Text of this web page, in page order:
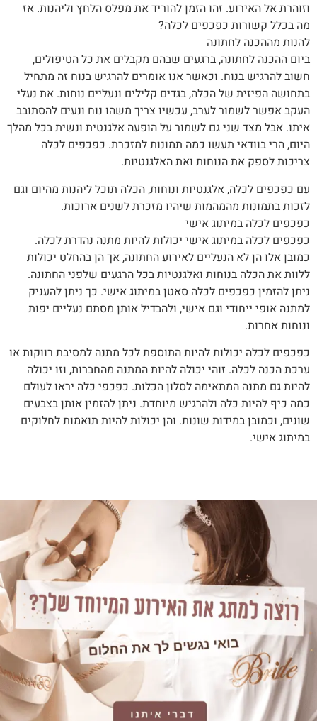
וזוהרת אל האירוע. זהו הזמן להוריד את מפלס הלחץ וליהנות. אז
מה בכלל קשורות כפכפים לכלה?
להנות מההכנה לחתונה
ביום ההכנה לחתונה, ברגעים שבהם מקבלים את כל הטיפולים,
חשוב להרגיש בנוח. וכאשר אנו אומרים להרגיש בנוח זה מתחיל
בתחושה הפיזית של הכלה, בגדים קלילים ונעליים נוחות. את נעלי
העקב אפשר לשמור לערב, עכשיו צריך משהו נוח ונעים להסתובב
איתו. אבל מצד שני גם לשמור על הופעה אלגנטית ונשית בכל מהלך
היום, הרי בוודאי תעשו כמה תמונות למזכרת. כפכפים לכלה
צריכות לספק את הנוחות ואת האלגנטיות.
עם כפכפים לכלה, אלגנטיות ונוחות, הכלה תוכל ליהנות מהיום וגם
לזכות בתמונות מהמהמות שיהיו מזכרת לשנים ארוכות.
כפכפים לכלה במיתוג אישי
כפכפים לכלה במיתוג אישי יכולות להיות מתנה נהדרת לכלה.
כמובן אלו הן לא הנעליים לאירוע החתונה, אך הן בהחלט יכולות
ללוות את הכלה בנוחות ואלגנטיות בכל הרגעים שלפני החתונה.
ניתן להזמין כפכפים לכלה סאטן במיתוג אישי. כך ניתן להעניק
למתנה אופי ייחודי וגם אישי, ולהבדיל אותן מסתם נעליים יפות
ונוחות אחרות.
כפכפים לכלה יכולות להיות התוספת לכל מתנה למסיבת רווקות או
ערכת הכנה לכלה. זוהי יכולה להיות המתנה מהחברות, וזו יכולה
להיות גם מתנה המתאימה לסלון הכלות. כפכפי כלה יראו לעולם
כמה כיף להיות כלה ולהרגיש מיוחדת. ניתן להזמין אותן בצבעים
שונים, וכמובן במידות שונות. והן יכולות להיות תואמות לחלוקים
במיתוג אישי.